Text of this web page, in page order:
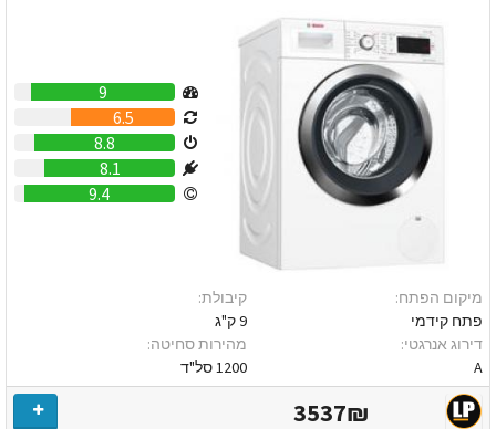
9
6.5
8.8
8.1
9.4
מיקום הפתח:
פתח קידמי
דירוג אנרגטי:
A
קיבולת:
9 ק"ג
מהירות סחיטה:
1200 סל"ד
3537₪